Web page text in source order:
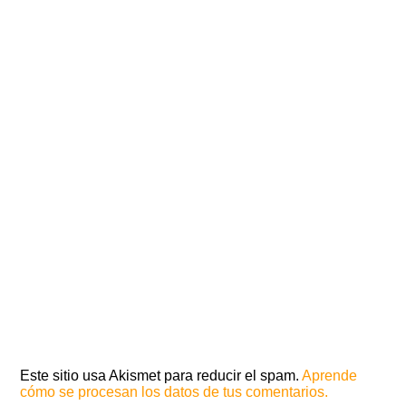
Este sitio usa Akismet para reducir el spam.Aprende
cómo se procesan los datos de tus comentarios.